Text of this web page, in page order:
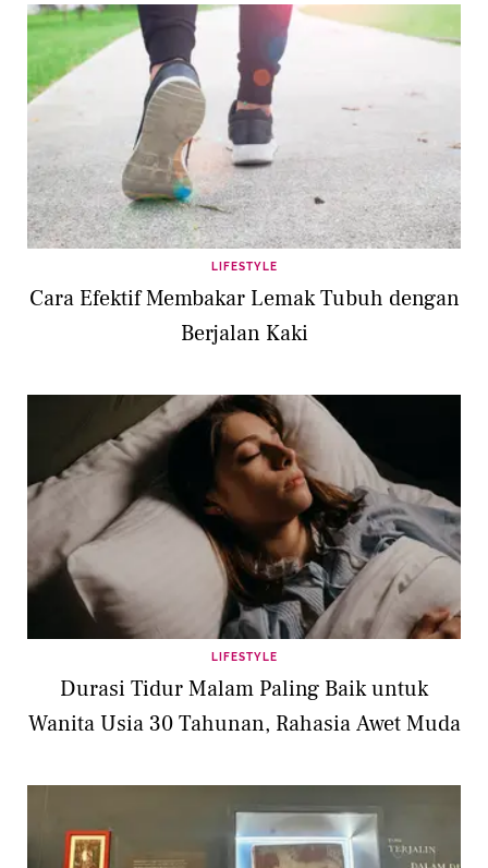
LIFESTYLE
Cara Efektif Membakar Lemak Tubuh dengan
Berjalan Kaki
LIFESTYLE
Durasi Tidur Malam Paling Baik untuk
Wanita Usia 30 Tahunan, Rahasia Awet Muda